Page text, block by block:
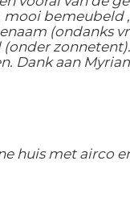
bemeubeld
(ondanks
Dank aan
huis met airco